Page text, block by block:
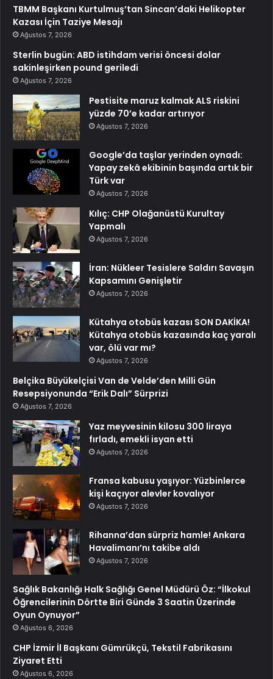
TBMM Başkanı Kurtulmuş’tan Sincan’daki Helikopter
Kazası İçin Taziye Mesajı
Ağustos 7, 2026
Sterlin bugün: ABD istihdam verisi öncesi dolar
sakinleşirken pound geriledi
Ağustos 7, 2026
Pestisite maruz kalmak ALS riskini
yüzde 70’e kadar artırıyor
Ağustos 7, 2026
Google’da taşlar yerinden oynadı:
Yapay zekâ ekibinin başında artık bir
Türk var
Ağustos 7, 2026
Kılıç: CHP Olağanüstü Kurultay
Yapmalı
Ağustos 7, 2026
İran: Nükleer Tesislere Saldırı Savaşın
Kapsamını Genişletir
Ağustos 7, 2026
Kütahya otobüs kazası SON DAKİKA!
Kütahya otobüs kazasında kaç yaralı
var, ölü var mı?
Ağustos 7, 2026
Belçika Büyükelçisi Van de Velde’den Milli Gün
Resepsiyonunda “Erik Dalı” Sürprizi
Ağustos 7, 2026
Yaz meyvesinin kilosu 300 liraya
fırladı, emekli isyan etti
Ağustos 7, 2026
Fransa kabusu yaşıyor: Yüzbinlerce
kişi kaçıyor alevler kovalıyor
Ağustos 7, 2026
Rihanna’dan sürpriz hamle! Ankara
Havalimanı’nı takibe aldı
Ağustos 7, 2026
Sağlık Bakanlığı Halk Sağlığı Genel Müdürü Öz: “İlkokul
Öğrencilerinin Dörtte Biri Günde 3 Saatin Üzerinde
Oyun Oynuyor”
Ağustos 6, 2026
CHP İzmir İl Başkanı Gümrükçü, Tekstil Fabrikasını
Ziyaret Etti
Ağustos 6, 2026